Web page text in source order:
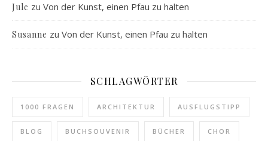
Jule zu Von der Kunst, einen Pfau zu halten
Susanne zu Von der Kunst, einen Pfau zu halten
SCHLAGWÖRTER
1000 FRAGEN ARCHITEKTUR AUSFLUGSTIPP
BLOG BUCHSOUVENIR BÜCHER CHOR